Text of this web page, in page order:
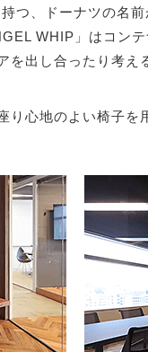
つ、ドーナツの名
WHIP」はコン
出し合ったり考え
り心地のよい椅子を